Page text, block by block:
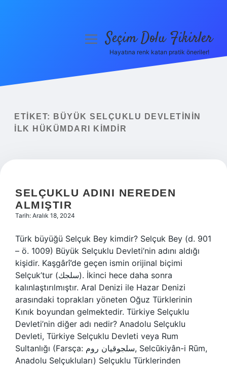
Yasal Uyarı
menüyüSeçim Dolu Fikirler
Hayatına renk katan pratik öneriler!
ETIKET:
BÜYÜK SELÇUKLU DEVLETININ
ILK HÜKÜMDARI KIMDIR
SELÇUKLU ADINI NEREDEN
ALMIŞTIR
Tarih: Aralık 18, 2024
Türk büyüğü Selçuk Bey kimdir? Selçuk Bey (d. 901
– ö. 1009) Büyük Selçuklu Devleti’nin adını aldığı
kişidir. Kaşgârî’de geçen ismin orijinal biçimi
Selçuk’tur (سلجك). İkinci hece daha sonra
kalınlaştırılmıştır. Aral Denizi ile Hazar Denizi
arasındaki toprakları yöneten Oğuz Türklerinin
Kınık boyundan gelmektedir. Türkiye Selçuklu
Devleti’nin diğer adı nedir? Anadolu Selçuklu
Devleti, Türkiye Selçuklu Devleti veya Rum
Sultanlığı (Farsça: سلجوقیان روم, Selcūkiyân-i Rūm,
Anadolu Selçukluları) Selçuklu Türklerinden